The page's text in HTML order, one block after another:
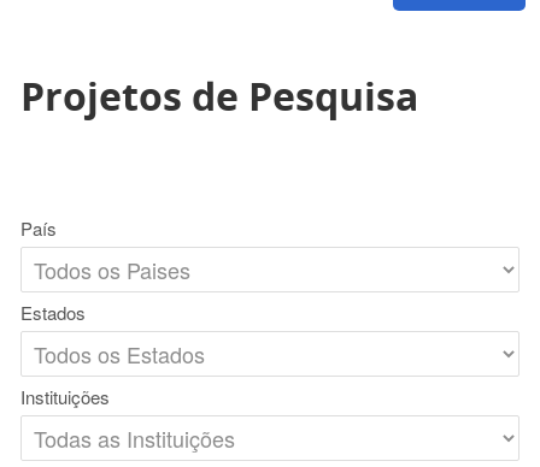
Projetos de Pesquisa
País
Estados
Instituições